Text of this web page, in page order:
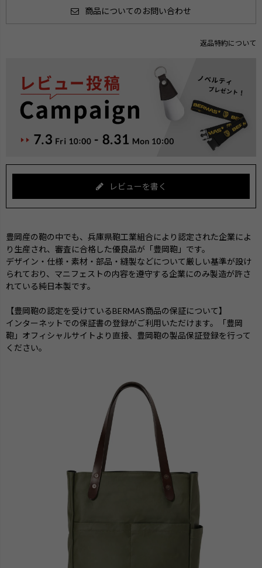
商品についてのお問い合わせ
返品特約について
レビューを書く
豊岡産の鞄の中でも、兵庫県鞄工業組合により認定された企業によ
り生産され、審査に合格した優良品が「豊岡鞄」です。
デザイン・仕様・素材・部品・縫製などについて厳しい基準が設け
られており、マニフェストの内容を遵守する企業にのみ製造が許さ
れている純日本製です。
【豊岡鞄の認定を受けているBERMAS商品の保証について】
インターネットでの保証書の登録がご利用いただけます。「豊岡
鞄」オフィシャルサイトより直接、豊岡鞄の製品保証登録を行って
ください。